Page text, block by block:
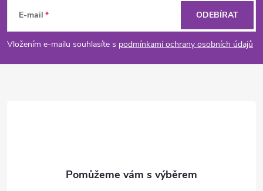
p
a
E-mail
Vložením e-mailu souhlasíte s podmínkami ochrany osobních údajů
ODEBÍRAT